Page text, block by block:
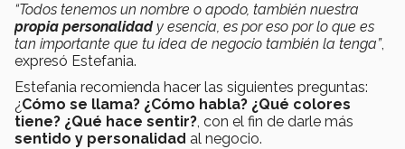
“Todos tenemos un nombre o apodo, también nuestra
propia personalidady esencia, es por eso por lo que es
tan importante que tu idea de negocio también la tenga”,
expresó Estefania.
Estefania recomienda hacer las siguientes preguntas:
¿Cómo se llama? ¿Cómo habla? ¿Qué colores
tiene? ¿Qué hace sentir?, con el fin de darle más
sentido y personalidad al negocio.